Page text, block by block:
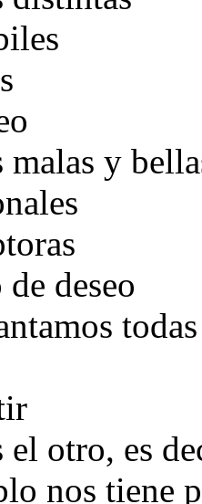
malas y
deseo
el otro, es
nos tiene